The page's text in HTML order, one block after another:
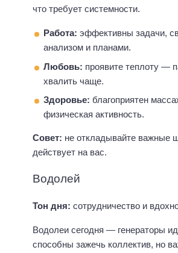
что требует системности.
Работа: эффективны задачи,
анализом и планами.
Любовь: проявите теплоту —
хвалить чаще.
Здоровье: благоприятен
физическая активность.
Совет: не откладывайте важные
действует на вас.
Водолей
Тон дня: сотрудничество и
Водолеи сегодня — генераторы
способны зажечь коллектив, но